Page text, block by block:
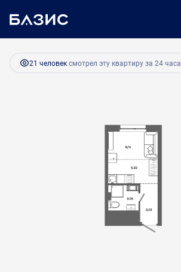
Студия17.56 м
21 человексмотрел эту квартиру за 24 часа